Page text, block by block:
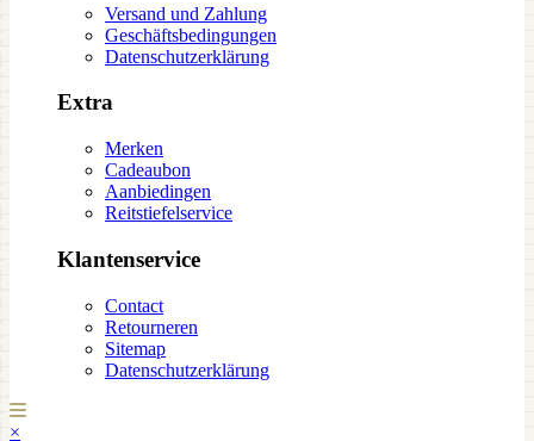
Versand und Zahlung
Geschäftsbedingungen
Datenschutzerklärung
Extra
Merken
Cadeaubon
Aanbiedingen
Reitstiefelservice
Klantenservice
Contact
Retourneren
Sitemap
Datenschutzerklärung
×